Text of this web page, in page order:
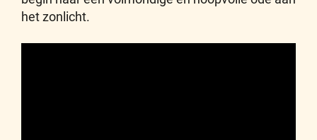
het zonlicht.